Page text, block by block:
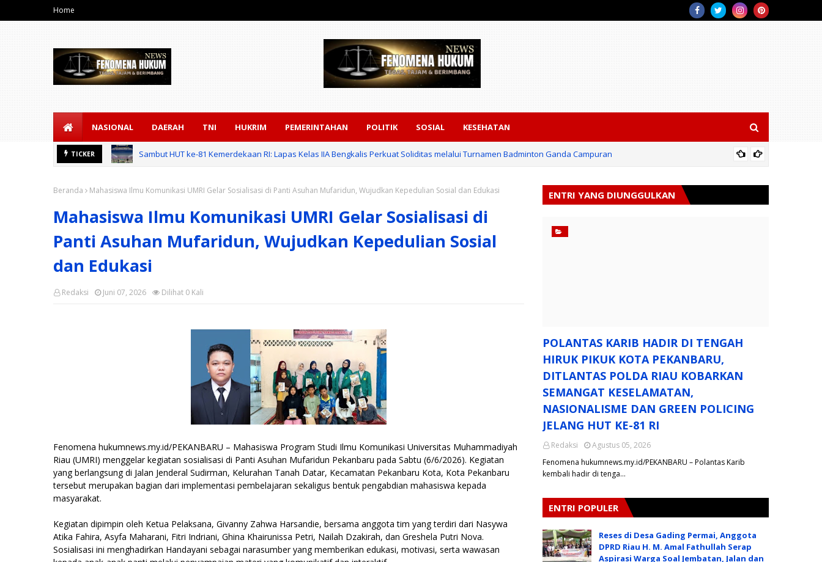
Home
NASIONAL DAERAH TNI HUKRIM PEMERINTAHAN POLITIK SOSIAL KESEHATAN
TICKER Sambut HUT ke-81 Kemerdekaan RI: Lapas Kelas IIA Bengkalis Perkuat Soliditas melalui Turnamen Badminton Ganda Campuran
Beranda Mahasiswa Ilmu Komunikasi UMRI Gelar Sosialisasi di Panti Asuhan Mufaridun, Wujudkan Kepedulian Sosial dan Edukasi
Mahasiswa Ilmu Komunikasi UMRI Gelar Sosialisasi di
Panti Asuhan Mufaridun, Wujudkan Kepedulian Sosial
dan Edukasi
Redaksi Dilihat 0 Kali
Juni 07, 2026
Fenomena hukumnews.my.id/PEKANBARU – Mahasiswa Program Studi Ilmu Komunikasi Universitas Muhammadiyah
Riau (UMRI) menggelar kegiatan sosialisasi di Panti Asuhan Mufaridun Pekanbaru pada Sabtu (6/6/2026). Kegiatan
yang berlangsung di Jalan Jenderal Sudirman, Kelurahan Tanah Datar, Kecamatan Pekanbaru Kota, Kota Pekanbaru
tersebut merupakan bagian dari implementasi pembelajaran sekaligus bentuk pengabdian mahasiswa kepada
masyarakat.
Kegiatan dipimpin oleh Ketua Pelaksana, Givanny Zahwa Harsandie, bersama anggota tim yang terdiri dari Nasywa
Atika Fahira, Asyfa Maharani, Fitri Indriani, Ghina Khairunissa Petri, Nailah Dzakirah, dan Greshela Putri Nova.
Sosialisasi ini menghadirkan Handayani sebagai narasumber yang memberikan edukasi, motivasi, serta wawasan
ENTRI YANG DIUNGGULKAN
POLANTAS KARIB HADIR DI TENGAH
HIRUK PIKUK KOTA PEKANBARU,
DITLANTAS POLDA RIAU KOBARKAN
SEMANGAT KESELAMATAN,
NASIONALISME DAN GREEN POLICING
JELANG HUT KE-81 RI
Redaksi
Agustus 05, 2026
Fenomena hukumnews.my.id/PEKANBARU – Polantas Karib
kembali hadir di tenga…
ENTRI POPULER
Reses di Desa Gading Permai, Anggota
DPRD Riau H. M. Amal Fathullah Serap
Aspirasi Warga Soal Jembatan, Jalan dan